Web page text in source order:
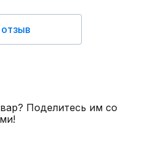
Поделитесь им со